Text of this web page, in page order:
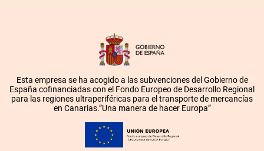
Esta empresa se ha acogido a las subvenciones del Gobierno de
España cofinanciadas con el Fondo Europeo de Desarrollo Regional
para las regiones ultraperiféricas para el transporte de mercancías
en Canarias.”Una manera de hacer Europa”